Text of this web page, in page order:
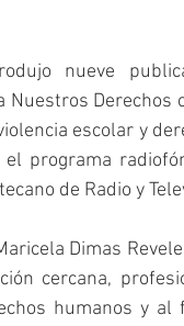
nueve
Derechos
escolar y
programa
de Radio y
Dimas
cercana,
humanos y